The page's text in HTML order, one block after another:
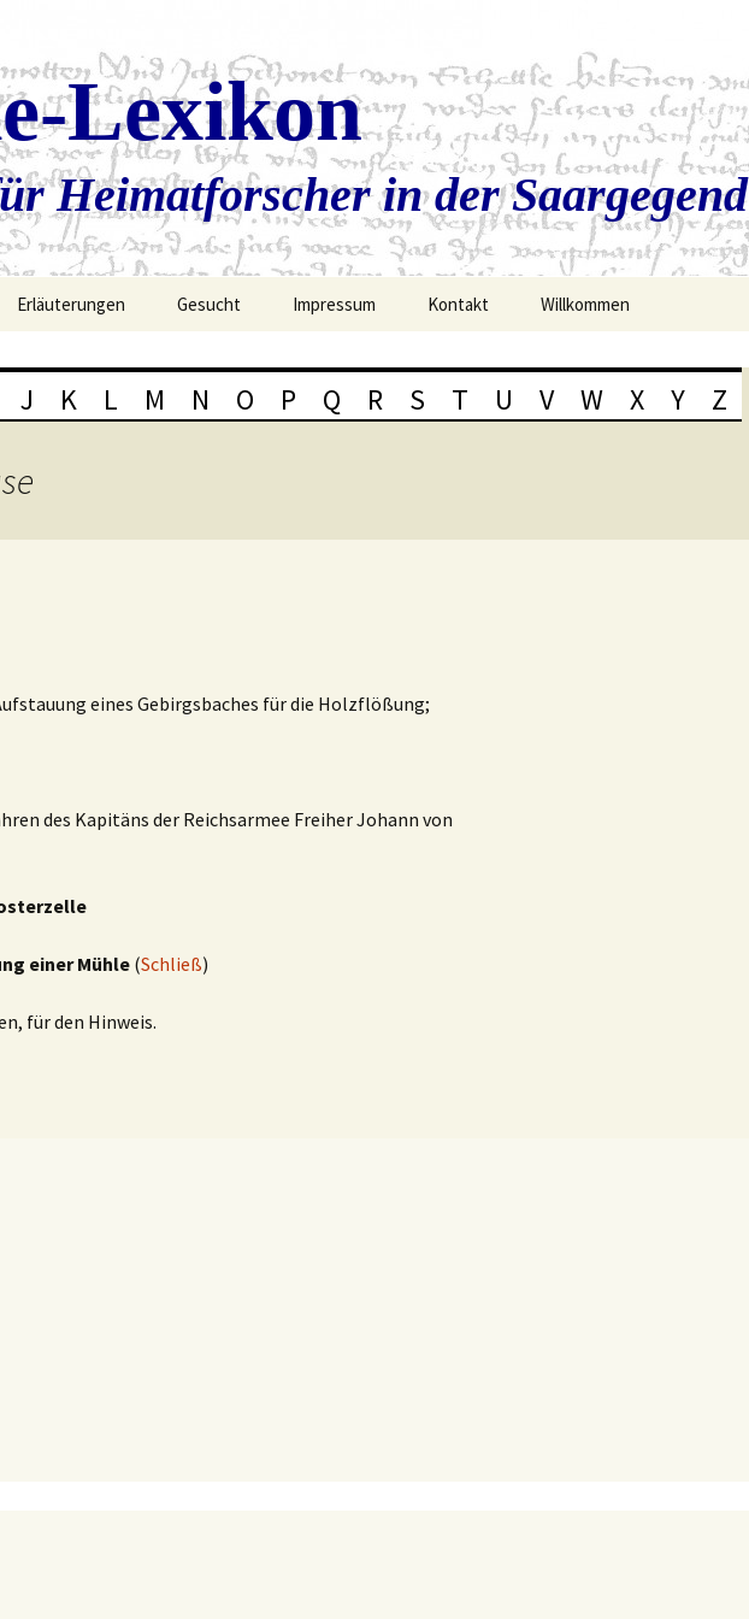
Lexikon
Heimatforscher in der Saargegend
Erläuterungen Gesucht Impressum Kontakt Willkommen
J K L M N O P Q R S T U V W X Y Z
eines Gebirgsbaches für die Holzflößung;
des Kapitäns der Reichsarmee Freiher Johann von
einer Mühle (Schließ)
für den Hinweis.